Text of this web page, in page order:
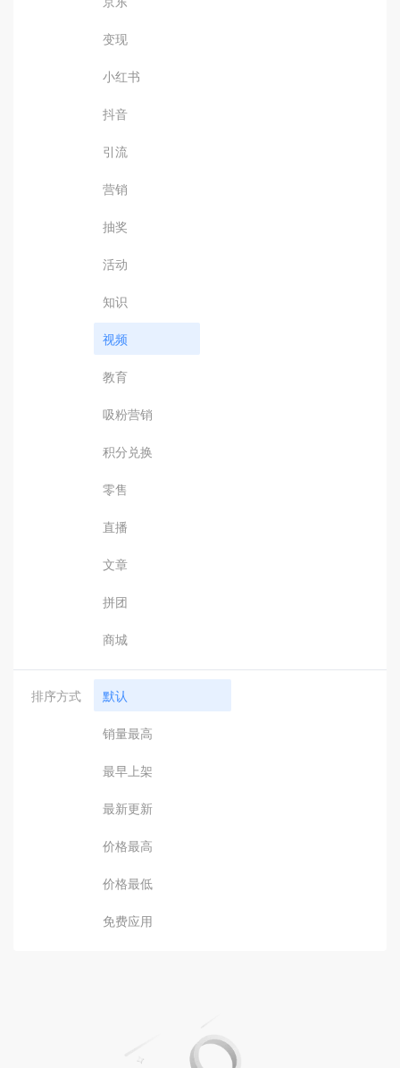
变现
小红书
抖音
引流
营销
抽奖
活动
知识
视频
教育
吸粉营销
积分兑换
零售
直播
文章
拼团
商城
排序方式 默认
销量最高
最早上架
最新更新
价格最高
价格最低
免费应用